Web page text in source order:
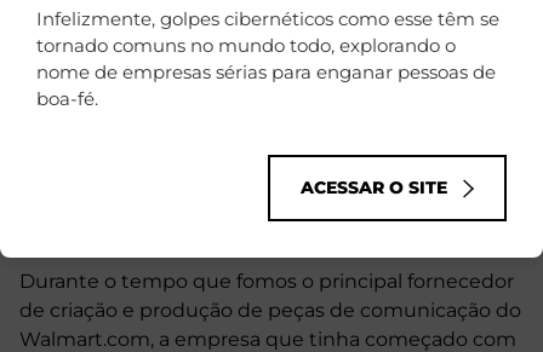
Durante o tempo que fomos o principal fornecedor
de criação e produção de peças de comunicação do
Walmart.com, a empresa que tinha começado com
Infelizmente, golpes cibernéticos como esse têm se
tornado comuns no mundo todo, explorando o
nome de empresas sérias para enganar pessoas de
boa-fé.
ACESSAR O SITE